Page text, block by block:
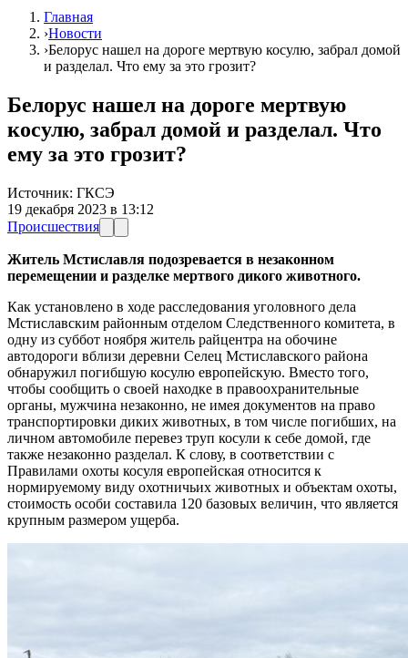
Главная
›Новости
›Белорус нашел на дороге мертвую косулю, забрал домой
и разделал. Что ему за это грозит?
Белорус нашел на дороге мертвую
косулю, забрал домой и разделал. Что
ему за это грозит?
Источник: ГКСЭ
19 декабря 2023 в 13:12
Происшествия
Житель Мстиславля подозревается в незаконном
перемещении и разделке мертвого дикого животного.
Как установлено в ходе расследования уголовного дела
Мстиславским районным отделом Следственного комитета, в
одну из суббот ноября житель райцентра на обочине
автодороги вблизи деревни Селец Мстиславского района
обнаружил погибшую косулю европейскую. Вместо того,
чтобы сообщить о своей находке в правоохранительные
органы, мужчина незаконно, не имея документов на право
транспортировки диких животных, в том числе погибших, на
личном автомобиле перевез труп косули к себе домой, где
также незаконно разделал. К слову, в соответствии с
Правилами охоты косуля европейская относится к
нормируемому виду охотничьих животных и объектам охоты,
стоимость особи составила 120 базовых величин, что является
крупным размером ущерба.